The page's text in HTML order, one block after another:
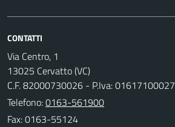
CONTATTI
Via Centro, 1
13025 Cervatto (VC)
C.F. 82000730026 - P.Iva: 01617100027
Telefono:0163-561900
Fax: 0163-55124